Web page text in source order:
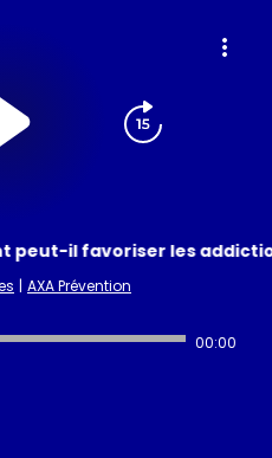
peut-il favoriser les
| AXA Prévention
00:00